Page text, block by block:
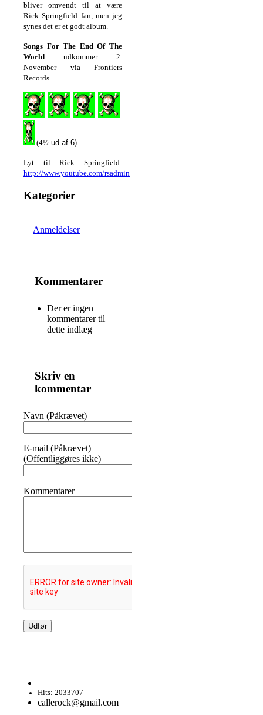
bliver omvendt til at være
Rick Springfield fan, men jeg
synes det er et godt album.
Songs For The End Of The
World udkommer 2.
November via Frontiers
Records.
(4½ ud af 6)
Lyt til Rick Springfield:
http://www.youtube.com/rsadmin
Kategorier
Anmeldelser
Kommentarer
Der er ingen
kommentarer til
dette indlæg
Skriv en
kommentar
Navn (Påkrævet)
E-mail (Påkrævet)
(Offentliggøres ikke)
Kommentarer
Hits: 2033707
callerock@gmail.com